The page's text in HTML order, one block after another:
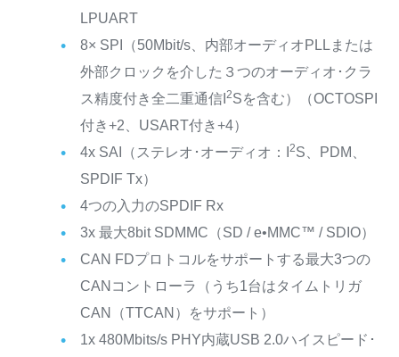
LPUART
8× SPI（50Mbit/s、内部オーディオPLLまたは
外部クロックを介した３つのオーディオ･クラ
ス精度付き全二重通信I 2Sを含む）（OCTOSPI
付き+2、USART付き+4）
4x SAI（ステレオ･オーディオ：I
2S、PDM、
SPDIF Tx）
4つの入力のSPDIF Rx
3x 最大8bit SDMMC（SD / e•MMC™ / SDIO）
CAN FDプロトコルをサポートする最大3つの
CANコントローラ（うち1台はタイムトリガ
CAN（TTCAN）をサポート）
1x 480Mbits/s PHY内蔵USB 2.0ハイスピード･